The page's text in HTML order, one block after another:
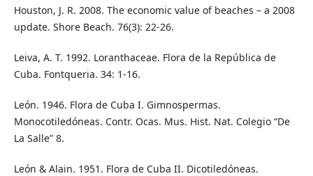
Houston, J. R. 2008. The economic value of beaches – a 2008
update. Shore Beach. 76(3): 22-26.
Leiva, A. T. 1992. Loranthaceae. Flora de la República de
Cuba. Fontqueria. 34: 1-16.
León. 1946. Flora de Cuba I. Gimnospermas.
Monocotiledóneas. Contr. Ocas. Mus. Hist. Nat. Colegio “De
La Salle” 8.
León & Alain. 1951. Flora de Cuba II. Dicotiledóneas.